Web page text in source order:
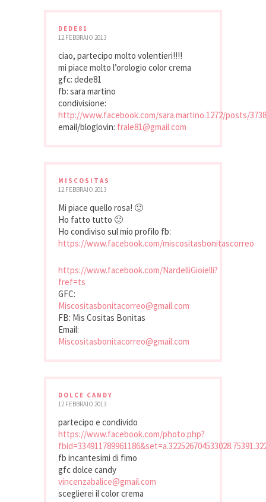
DEDE81
12 FEBBRAIO 2013
ciao, partecipo molto volentieri!!!!
mi piace molto l’orologio color crema
gfc: dede81
fb: sara martino
condivisione:
http://www.facebook.com/sara.martino.1272/posts/
email/bloglovin: frale81@gmail.com
MISCOSITAS
12 FEBBRAIO 2013
Mi piace quello rosa! 🙂
Ho fatto tutto 🙂
Ho condiviso sul mio profilo fb:
https://www.facebook.com/miscositasbonitascorreo
https://www.facebook.com/NardelliGioielli?
fref=ts
GFC:
Miscositasbonitacorreo@gmail.com
FB: Mis Cositas Bonitas
Email:
Miscositasbonitacorreo@gmail.com
DOLCE CANDY
12 FEBBRAIO 2013
partecipo e condivido
https://www.facebook.com/photo.php?
fb incantesimi di fimo
gfc dolce candy
vincenzabalice@gmail.com
sceglierei il color crema